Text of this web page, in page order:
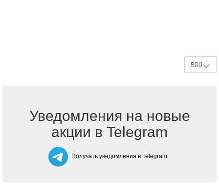
500
Уведомления на новые
акции в Telegram
Получать уведомления в Telegram